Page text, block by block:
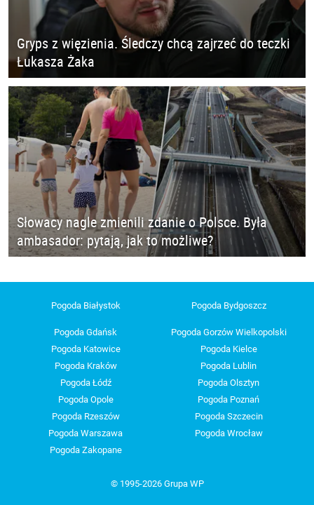
Gryps z więzienia. Śledczy chcą zajrzeć do teczki
Łukasza Żaka
Słowacy nagle zmienili zdanie o Polsce. Była
ambasador: pytają, jak to możliwe?
Pogoda Białystok Pogoda Bydgoszcz
Pogoda Gdańsk
Pogoda Gorzów Wielkopolski
Pogoda Katowice
Pogoda Kielce
Pogoda Kraków
Pogoda Lublin
Pogoda Łódź
Pogoda Olsztyn
Pogoda Opole
Pogoda Poznań
Pogoda Rzeszów
Pogoda Szczecin
Pogoda Warszawa
Pogoda Wrocław
Pogoda Zakopane
© 1995-2026 Grupa WP